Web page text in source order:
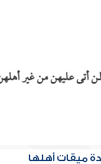
عليهن من غير أهلهن
ميقات أهلها